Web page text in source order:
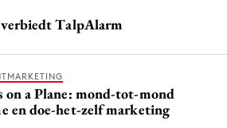
TalpAlarm
on a Plane: mond-tot-mond
en doe-het-zelf marketing